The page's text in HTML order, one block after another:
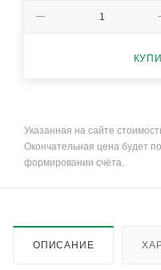
Указанная на сайте
Окончательная цена будет
формировании счёта.
ОПИСАНИЕ